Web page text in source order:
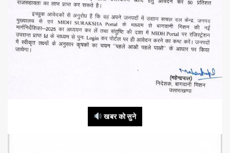
खबर को सुने